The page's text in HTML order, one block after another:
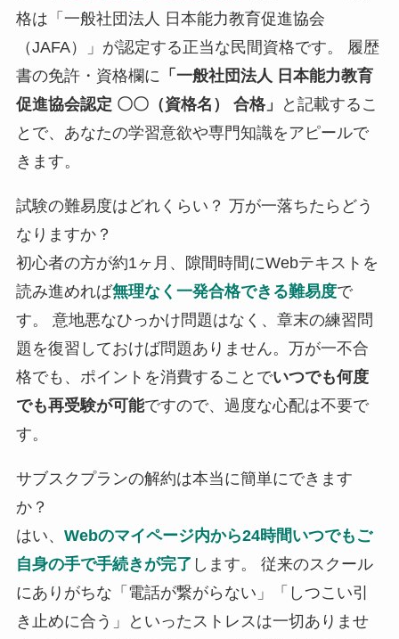
格は「一般社団法人 日本能力教育促進協会
（JAFA）」が認定する正当な民間資格です。 履歴
書の免許・資格欄に 「一般社団法人 日本能力教育
促進協会認定 〇〇（資格名） 合格」
と記載するこ
とで、あなたの学習意欲や専門知識をアピールで
きます。
試験の難易度はどれくらい？ 万が一落ちたらどう
なりますか？
初心者の方が約1ヶ月、隙間時間にWebテキストを
読み進めれば無理なく一発合格できる難易度で
す。 意地悪なひっかけ問題はなく、章末の練習問
題を復習しておけば問題ありません。万が一不合
格でも、ポイントを消費することでいつでも何度
でも再受験が可能ですので、過度な心配は不要で
す。
サブスクプランの解約は本当に簡単にできます
か？
はい、 Webのマイページ内から24時間いつでもご
自身の手で手続きが完了 します。 従来のスクール
にありがちな「電話が繋がらない」「しつこい引
き止めに合う」といったストレスは一切ありませ